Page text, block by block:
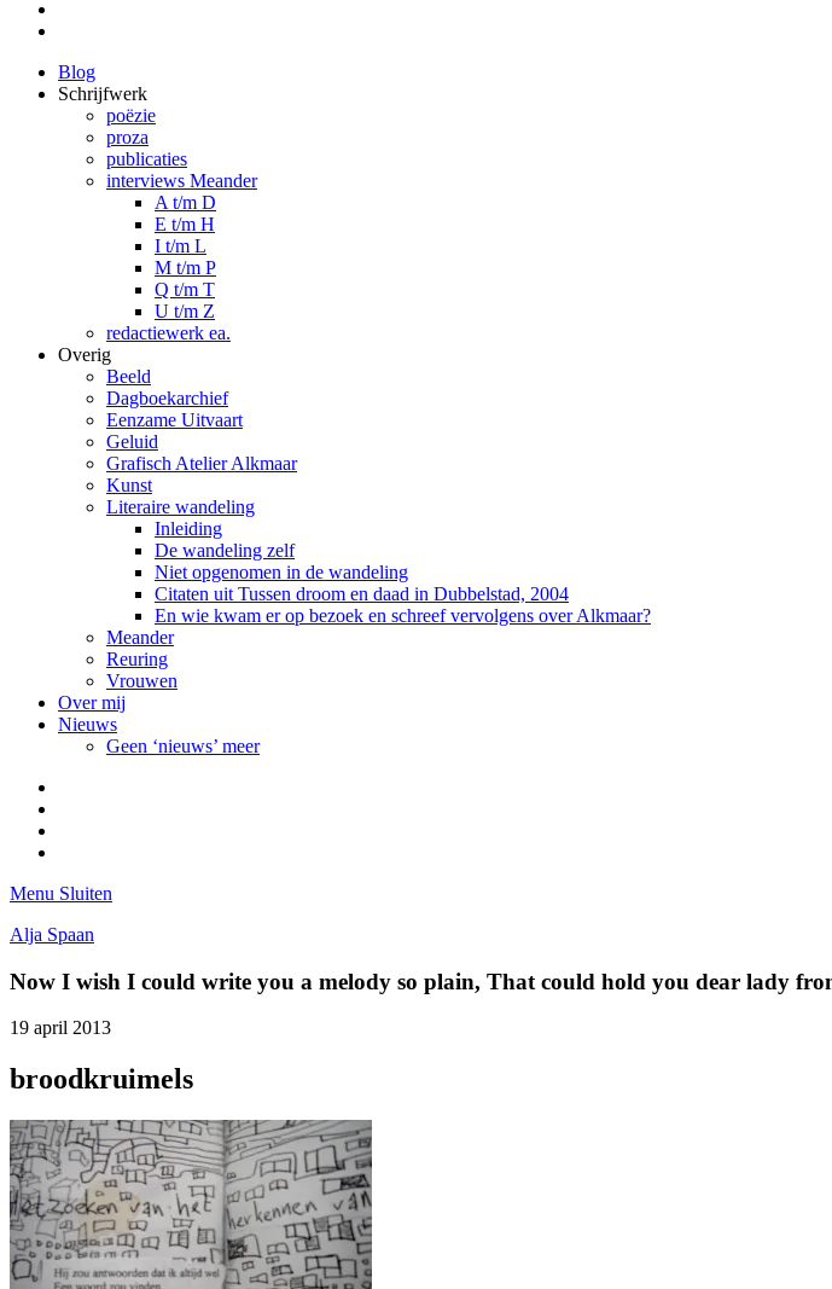
Blog
Schrijfwerk
poëzie
proza
publicaties
interviews Meander
A t/m D
E t/m H
I t/m L
M t/m P
Q t/m T
U t/m Z
redactiewerk ea.
Overig
Beeld
Dagboekarchief
Eenzame Uitvaart
Geluid
Grafisch Atelier Alkmaar
Kunst
Literaire wandeling
Inleiding
De wandeling zelf
Niet opgenomen in de wandeling
Citaten uit Tussen droom en daad in Dubbelstad, 2004
En wie kwam er op bezoek en schreef vervolgens over Alkmaar?
Meander
Reuring
Vrouwen
Over mij
Nieuws
Geen ‘nieuws’ meer
Menu Sluiten
Alja Spaan
Now I wish I could write you a melody so plain, That could hold you dear lady
19 april 2013
broodkruimels